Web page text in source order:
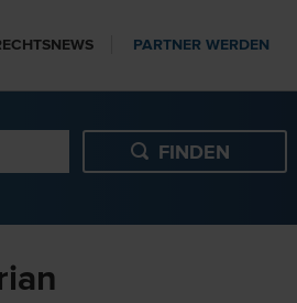
PARTNER WERDEN